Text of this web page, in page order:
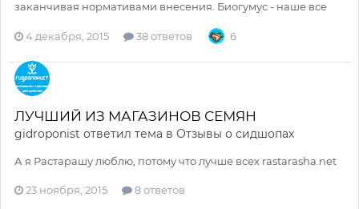
заканчивая нормативами внесения. Биогумус - наше все
4 декабря, 2015 38 ответов 6
ЛУЧШИЙ ИЗ МАГАЗИНОВ СЕМЯН
gidroponist ответил тема в Отзывы о сидшопах
А я Растарашу люблю, потому что лучше всех rastarasha.net
23 ноября, 2015 8 ответов